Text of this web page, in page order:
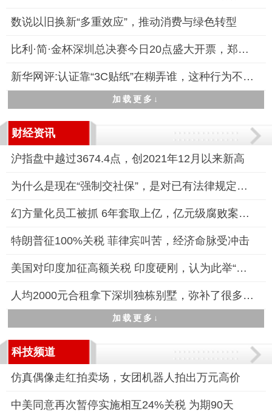
数说以旧换新“多重效应”，推动消费与绿色转型
比利·简·金杯深圳总决赛今日20点盛大开票，郑洁担任赛事推广大
新华网评:认证靠“3C贴纸”在糊弄谁，这种行为不仅严重扰乱了市
加载更多↓
财经资讯
沪指盘中越过3674.4点，创2021年12月以来新高
为什么是现在“强制交社保”，是对已有法律规定的落实和强化
幻方量化员工被抓 6年套取上亿，亿元级腐败案曝光
特朗普征100%关税 菲律宾叫苦，经济命脉受冲击
美国对印度加征高额关税 印度硬刚，认为此举“不公平、不公正、
人均2000元合租拿下深圳独栋别墅，弥补了很多人想住别墅但预算不
加载更多↓
科技频道
仿真偶像走红拍卖场，女团机器人拍出万元高价
中美同意再次暂停实施相互24%关税 为期90天